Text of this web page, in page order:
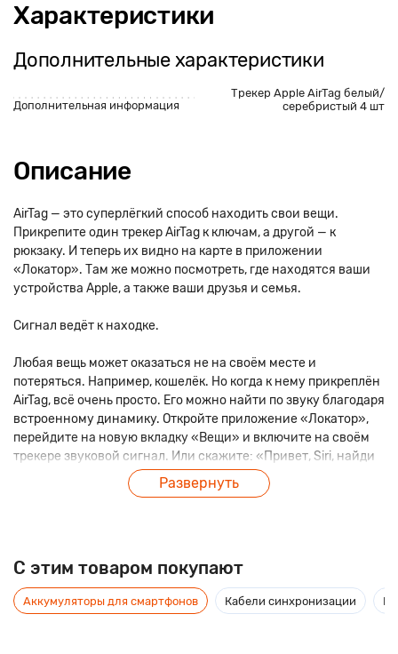
Характеристики
Дополнительные характеристики
Дополнительная информация
Трекер Apple AirTag белый/
серебристый 4 шт
Описание
AirTag — это суперлёгкий способ находить свои вещи.
Прикрепите один трекер AirTag к ключам, а другой — к
рюкзаку. И теперь их видно на карте в приложении
«Локатор». Там же можно посмотреть, где находятся ваши
устройства Apple, а также ваши друзья и семья.
Сигнал ведёт к находке.
Любая вещь может оказаться не на своём месте и
потеряться. Например, кошелёк. Но когда к нему прикреплён
AirTag, всё очень просто. Его можно найти по звуку благодаря
встроенному динамику. Откройте приложение «Локатор»,
перейдите на новую вкладку «Вещи» и включите на своём
трекере звуковой сигнал. Или скажите: «Привет, Siri, найди
мой кошелёк». Если он где‑то рядом — под диваном или в
соседней комнате — идите на звук и найдёте.
Если вы оставили вещь где-то далеко, например на пляже
или в спортзале, функция «Сеть Локатора» подключит к
поиску сотни миллионов iPhone, iPad и Mac по всему миру. И
Развернуть
C этим товаром покупают
Аккумуляторы для смартфонов Кабели синхронизации